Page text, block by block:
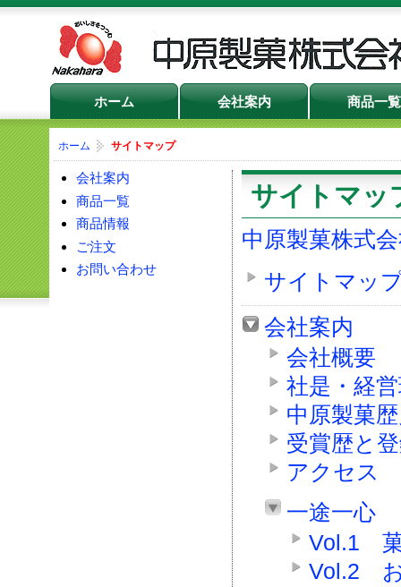
ホーム 会社案内 商品一覧
ホーム サイトマップ
サイトマッ
中原製菓株式
サイトマッ
会社案内
会社概要
社是・経
中原製菓
受賞歴と
アクセス
一途一心
Vol.1
Vol.2
会社案内
商品一覧
商品情報
ご注文
お問い合わせ